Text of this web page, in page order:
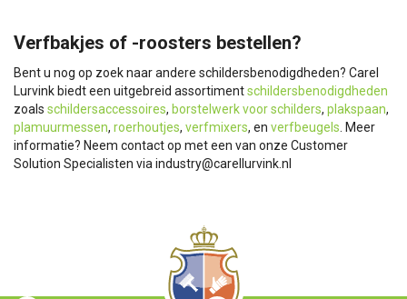
Verfbakjes of -roosters bestellen?
Bent u nog op zoek naar andere schildersbenodigdheden? Carel
Lurvink biedt een uitgebreid assortimentschildersbenodigdheden
zoals schildersaccessoires, borstelwerk voor schilders, plakspaan,
plamuurmessen, roerhoutjes, verfmixers, en verfbeugels . Meer
informatie? Neem contact op met een van onze Customer
Solution Specialisten via industry@carellurvink.nl